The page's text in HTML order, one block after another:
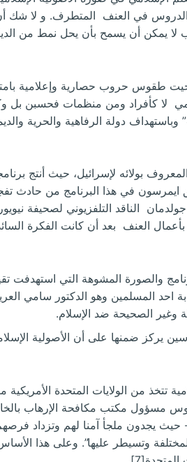
الدروس في العنف المتطرف. و لا شك
لا يمكن أن يسمح بأن يحل نمط من
طقوس حروب حصارية وإعلامية
لا كأفراد ومن منظمات فحسبن
وباستهداف دولة الرفاهية والحرية
بولائه لإسرائيل، حيث أنتج
أمريكا” أذيع في 21 دجنبر 1994، وقد انطلق ايمرسون في
الناقد التلفزيوني لصحيفة
العنف بعد أن كانت الفكرة
والصورة المشوهة التي استهدفت
المسلمين وهو الدكتور سامي
وغير الصحيحة ضد الإسلام.
يركز ضمنها على أن الأصولية
تتخذ من الولايات المتحدة
يجدون ملجأ آمنا لهم وتزداد
وتسيطر عليها”. وعلى هذا